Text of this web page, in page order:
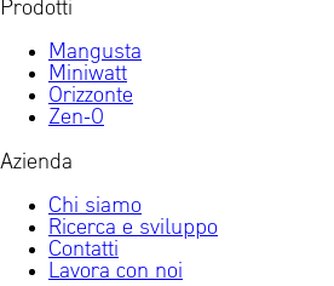
Prodotti
Mangusta
Miniwatt
Orizzonte
Zen-0
Azienda
Chi siamo
Ricerca e sviluppo
Contatti
Lavora con noi